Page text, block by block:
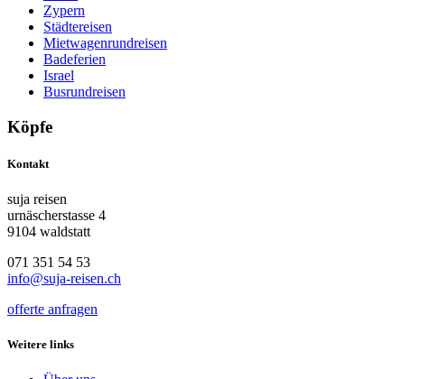
Zypern
Städtereisen
Mietwagenrundreisen
Badeferien
Israel
Busrundreisen
Köpfe
Kontakt
suja reisen
urnäscherstasse 4
9104 waldstatt
071 351 54 53
info@suja-reisen.ch
offerte anfragen
Weitere links